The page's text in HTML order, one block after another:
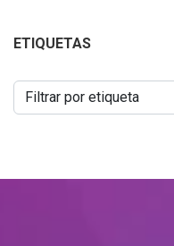
ETIQUETAS
Filtrar por etiqueta